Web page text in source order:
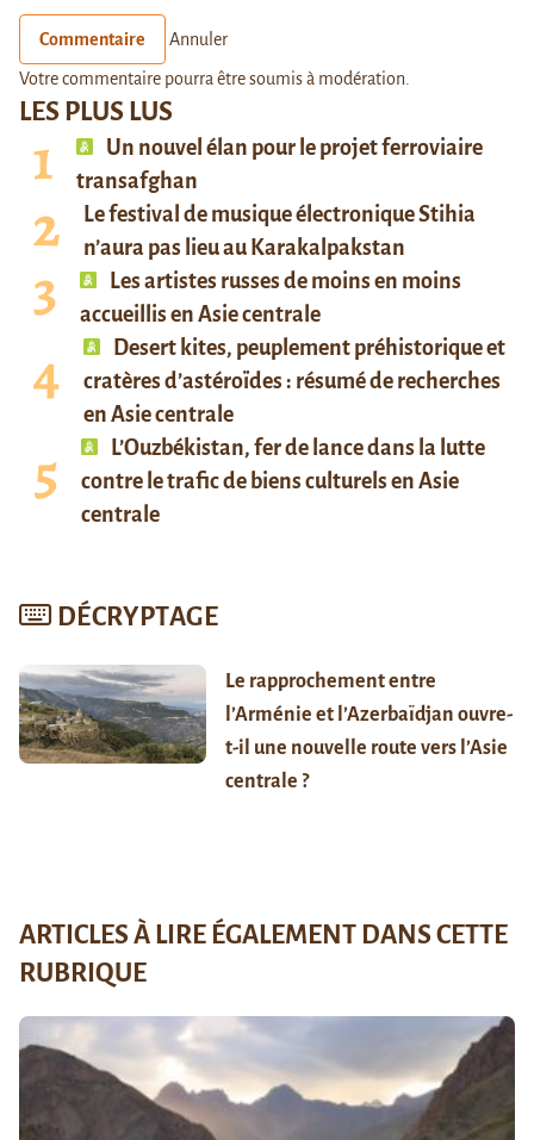
LES PLUS LUS
Un nouvel élan pour le projet ferroviaire
transafghan
Le festival de musique électronique Stihia
n’aura pas lieu au Karakalpakstan
Les artistes russes de moins en moins
accueillis en Asie centrale
Desert kites, peuplement préhistorique et
cratères d’astéroïdes : résumé de recherches
en Asie centrale
L’Ouzbékistan, fer de lance dans la lutte
contre le trafic de biens culturels en Asie
centrale
DÉCRYPTAGE
Le rapprochement entre
l’Arménie et l’Azerbaïdjan ouvre-
t-il une nouvelle route vers l’Asie
centrale ?
Commentaire Annuler
Votre commentaire pourra être soumis à modération.
ARTICLES À LIRE ÉGALEMENT DANS CETTE
RUBRIQUE